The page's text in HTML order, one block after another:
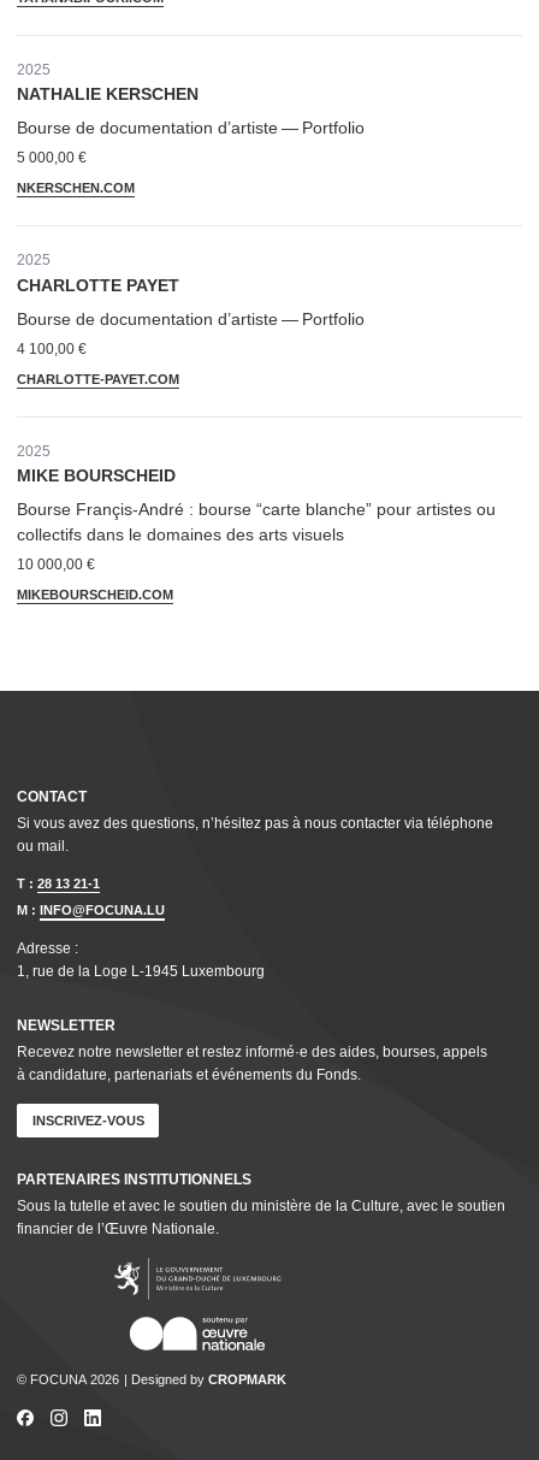
NATHALIE KERSCHEN
2025
Bourse de doc­u­men­ta­tion d’artiste — Portfolio
5 000,00 €
NKERSCHEN​.COM
CHARLOTTE PAYET
2025
Bourse de doc­u­men­ta­tion d’artiste — Portfolio
4 100,00 €
CHARLOTTE​-PAYET​.COM
MIKE BOURSCHEID
2025
Bourse Françis-André : bourse “carte blanche” pour artistes ou
collectifs dans le domaines des arts visuels
10 000,00 €
MIKE​BOURSCHEID​.COM
CONTACT
Si vous avez des questions, n’hésitez pas à nous contacter via téléphone
ou mail.
T : 28 13 21-1
M :
INFO@FOCUNA.LU
Adresse :
1, rue de la Loge L‑1945 Luxembourg
NEWSLETTER
Recevez notre newsletter et restez informé·e des aides, bourses, appels
à candidature, parte­nar­i­ats et événements du Fonds.
INSCRIVEZ-VOUS
PARTENAIRES INSTI­TU­TION­NELS
Sous la tutelle et avec le soutien du ministère de la Culture, avec le soutien
financier de l’Œuvre Nationale.
© FOCUNA 2026 Designed by CROPMARK